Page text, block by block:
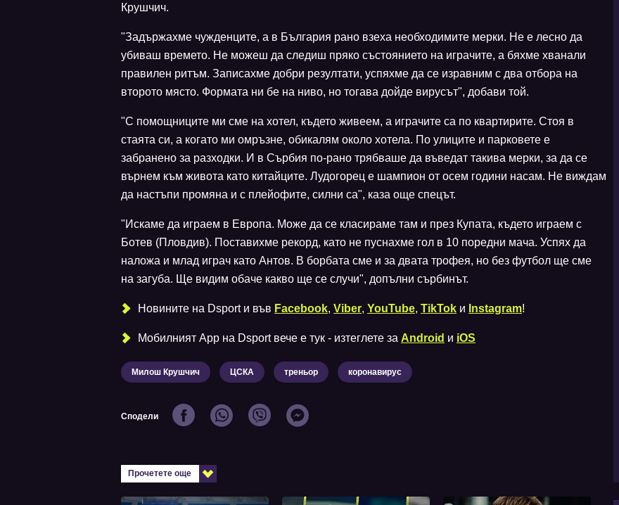
Крушчич.
"Задържахме чужденците, а в България рано взеха необходимите мерки. Не е лесно да
убиваш времето. Не можеш да следиш пряко състоянието на играчите, а бяхме хванали
правилен ритъм. Записахме добри резултати, успяхме да се изравним с два отбора на
второто място. Формата ни бе на ниво, но тогава дойде вирусът", добави той.
"С помощниците ми сме на хотел, където живеем, а играчите са по квартирите. Стоя в
стаята си, а когато ми омръзне, обикалям около хотела. По улиците и парковете е
забранено за разходки. И в Сърбия по-рано трябваше да въведат такива мерки, за да се
върнем към живота като китайците. Лудогорец е шампион от осем години насам. Не виждам
да настъпи промяна и с плейофите, силни са", каза още спецът.
"Искаме да играем в Европа. Може да се класираме там и през Купата, където играем с
Ботев (Пловдив). Поставихме рекорд, като не пуснахме гол в 10 поредни мача. Успях да
наложа и млад играч като Антов. В борбата сме и за двата трофея, но без футбол ще сме
на загуба. Ще видим обаче какво ще се случи", допълни сърбинът.
Новините на Dsport и във Facebook, Viber, YouTube, TikTok и Instagram!
Мобилният Аpp на Dsport вече е тук - изтеглете за Android и iOS
Милош Крушчич ЦСКА треньор коронавирус
Сподели
Прочетете още